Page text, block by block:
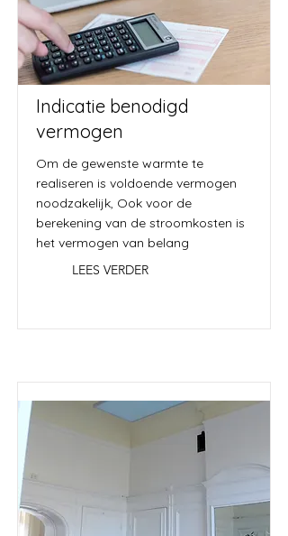
Indicatie benodigd
vermogen
Om de gewenste warmte te
realiseren is voldoende vermogen
noodzakelijk, Ook voor de
berekening van de stroomkosten is
het vermogen van belang
LEES VERDER